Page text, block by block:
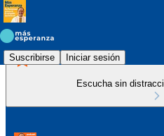
Suscribirse Iniciar sesión
Escucha sin